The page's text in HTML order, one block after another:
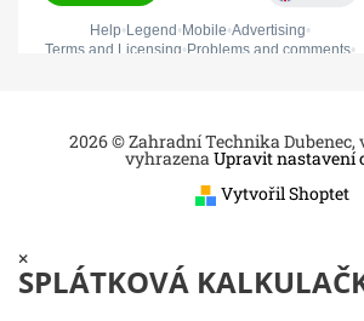
2026 © Zahradní Technika Dubenec,
vyhrazenaUpravit nastavení
Vytvořil Shoptet
×
SPLÁTKOVÁ